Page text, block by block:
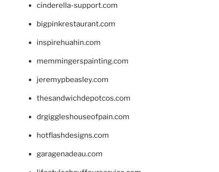
cinderella-support.com
bigpinkrestaurant.com
inspirehuahin.com
memmingerspainting.com
jeremypbeasley.com
thesandwichdepotcos.com
drgiggleshouseofpain.com
hotflashdesigns.com
garagenadeau.com